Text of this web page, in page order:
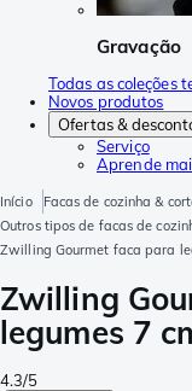
Gravação
Todas as coleções
Novos produtos
Ofertas &
Serviço
Aprende
Início Facas de cozinha &
Outros tipos de facas de
Zwilling Gourmet faca para
Zwilling
legumes 7
4.3/5